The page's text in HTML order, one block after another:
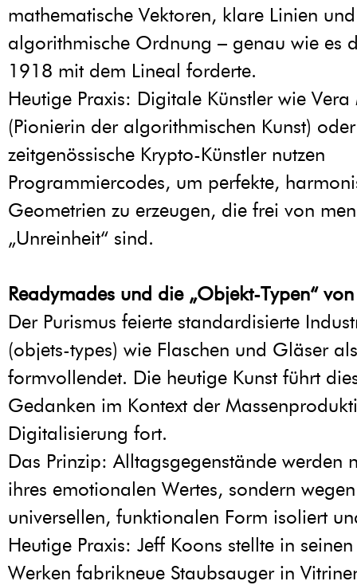
mathematische Vektoren, klare Linien und
algorithmische Ordnung – genau wie es
1918 mit dem Lineal forderte.
Heutige Praxis: Digitale Künstler wie
(Pionierin der algorithmischen Kunst) oder
zeitgenössische Krypto-Künstler nutzen
Programmiercodes, um perfekte,
Geometrien zu erzeugen, die frei von
„Unreinheit“ sind.
Readymades und die „Objekt-Typen“
Der Purismus feierte standardisierte
(objets-types) wie Flaschen und Gläser als
formvollendet. Die heutige Kunst führt
Gedanken im Kontext der
Digitalisierung fort.
Das Prinzip: Alltagsgegenstände werden
ihres emotionalen Wertes, sondern
universellen, funktionalen Form isoliert
Heutige Praxis: Jeff Koons stellte in
Werken fabrikneue Staubsauger in